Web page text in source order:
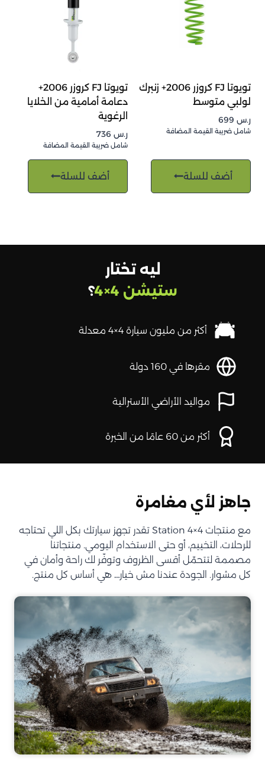
تويوتا FJ كروزر 2006+ زنبرك
لولبي متوسط
ر.س
شامل ضريبة القيمة المضافة
أضف للسلة
تويوتا FJ كروزر 2006+
دعامة أمامية من الخلايا
الرغوية
ر.س
شامل ضريبة القيمة المضافة
أضف للسلة
ليه تختار
ستيشن 4×4
؟
أكثر من مليون سيارة 4×4 معدلة
مقرها في 160 دولة
مواليد الأراضي الأسترالية
أكثر من 60 عامًا من الخبرة
جاهز لأي مغامرة
مع منتجات Station 4×4 تقدر تجهز سيارتك بكل اللي تحتاجه
للرحلات، التخييم، أو حتى الاستخدام اليومي. منتجاتنا
مصممة لتتحمّل أقسى الظروف وتوفّر لك راحة وأمان في
كل مشوار. الجودة عندنا مش خيار… هي أساس كل منتج.